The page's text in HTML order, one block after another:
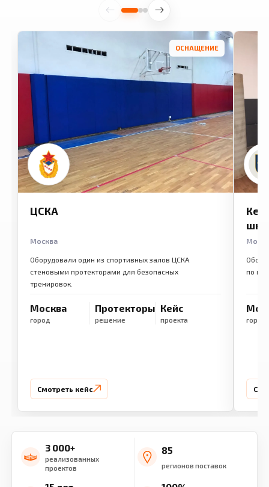
ОСНАЩЕНИЕ
ЦСКА
Москва
Оборудовали один из спортивных залов ЦСКА
стеновыми протекторами для безопасных
тренировок.
Москва
город
Протекторы
решение
Кейс
проекта
Смотреть кейс
по
город
3 000+
реализованных
проектов
85
регионов поставок